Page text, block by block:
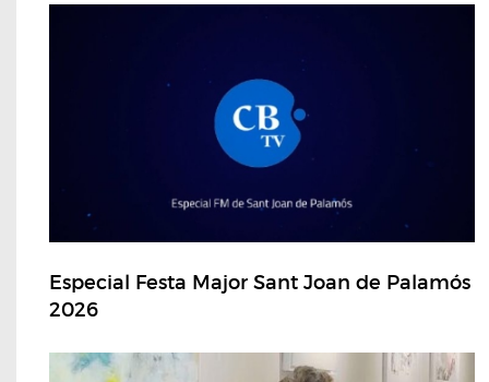
Especial Festa Major Sant Joan de Palamós
2026